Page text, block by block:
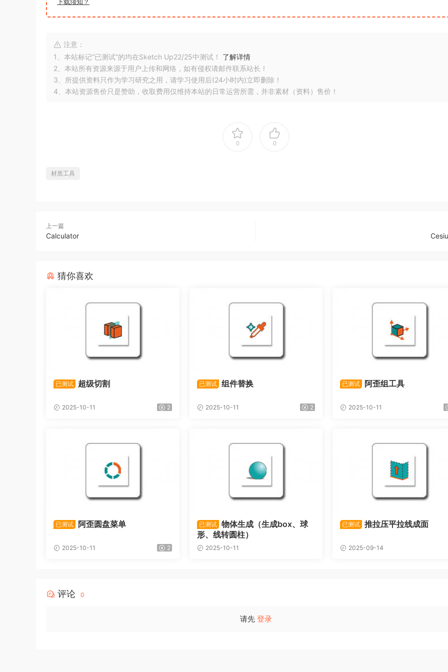
注意：
1、本站标记“已测试”的均在Sketch Up22/25中测试！ 了解详情
2、本站所有资源来源于用户上传和网络，如有侵权请邮件联系站长！
3、所提供资料只作为学习研究之用，请学习使用后(24小时内)立即删除！
4、本站资源售价只是赞助，收取费用仅维持本站的日常运营所需，并非素材（资料）售价！
0 0
材质工具
上一篇
Calculator
猜你喜欢
已测试 超级切割
2025-10-11 2
已测试 组件替换
2025-10-11 2
已测试 阿歪组工具
2025-10-11
已测试 阿歪圆盘菜单
2025-10-11 2
已测试
物体生成（生成box、球
形、线转圆柱）
2025-10-11
已测试 推拉压平拉线成面
2025-09-14
评论 0
请先 登录